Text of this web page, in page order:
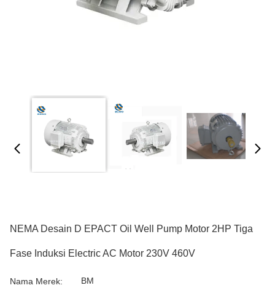
NEMA Desain D EPACT Oil Well Pump Motor 2HP Tiga
Fase Induksi Electric AC Motor 230V 460V
Nama Merek: BM